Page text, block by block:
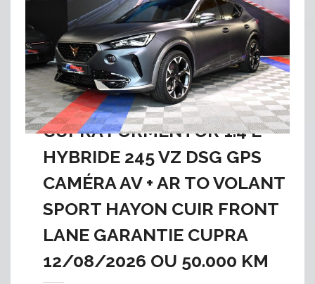
CUPRA FORMENTOR 1.4 E
HYBRIDE 245 VZ DSG GPS
CAMÉRA AV + AR TO VOLANT
SPORT HAYON CUIR FRONT
LANE GARANTIE CUPRA
12/08/2026 OU 50.000 KM